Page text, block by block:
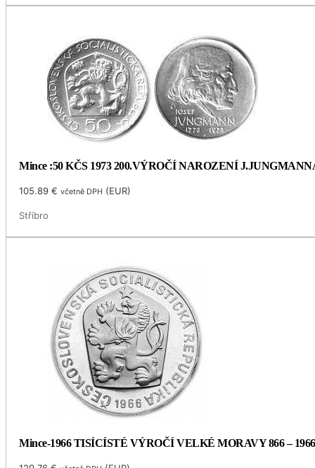
Mince :50 KČS 1973 200.VÝROČÍ NAROZENÍ
105.89€ včetně DPH (EUR)
Stříbro
Mince-1966 TISÍCÍSTÉ VÝROČÍ VELKÉ MORAVY 866 – 1966